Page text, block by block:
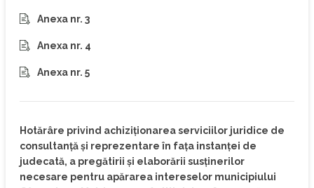
Anexa nr. 3
Anexa nr. 4
Anexa nr. 5
Hotărâre privind achiziţionarea serviciilor juridice de
consultanţă și reprezentare în faţa instanţei de
judecată, a pregătirii şi elaborării susţinerilor
necesare pentru apărarea intereselor municipiului